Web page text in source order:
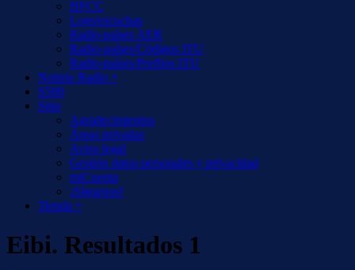
HFCC
Logs/escuchas
Radio-países AER
Radio-países/Códigos ITU
Radio-países/Prefijos ITU
Notizie Radio +
S500
Sitio
Agradecimientos
Áreas privadas
Aviso legal
Gestión datos personales y privacidad
miCuenta
¡Síguenos!
Tienda +
Eibi. Resultados 1